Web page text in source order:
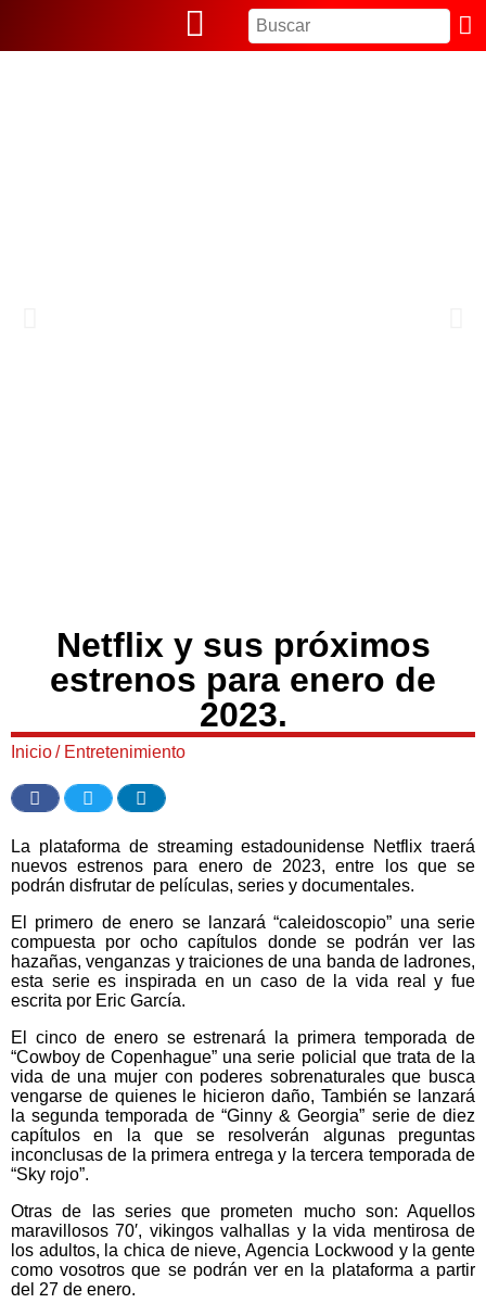
Netflix y sus próximos
estrenos para enero de
2023.
Inicio/ Entretenimiento
La plataforma de streaming estadounidense Netflix traerá
nuevos estrenos para enero de 2023, entre los que se
podrán disfrutar de películas, series y documentales.
El primero de enero se lanzará “caleidoscopio” una serie
compuesta por ocho capítulos donde se podrán ver las
hazañas, venganzas y traiciones de una banda de ladrones,
esta serie es inspirada en un caso de la vida real y fue
escrita por Eric García.
El cinco de enero se estrenará la primera temporada de
“Cowboy de Copenhague” una serie policial que trata de la
vida de una mujer con poderes sobrenaturales que busca
vengarse de quienes le hicieron daño, También se lanzará
la segunda temporada de “Ginny & Georgia” serie de diez
capítulos en la que se resolverán algunas preguntas
inconclusas de la primera entrega y la tercera temporada de
“Sky rojo”.
Otras de las series que prometen mucho son: Aquellos
maravillosos 70′, vikingos valhallas y la vida mentirosa de
los adultos, la chica de nieve, Agencia Lockwood y la gente
como vosotros que se podrán ver en la plataforma a partir
del 27 de enero.